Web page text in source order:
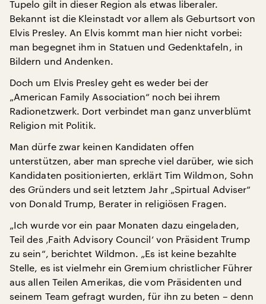
Tupelo gilt in dieser Region als etwas liberaler.
Bekannt ist die Kleinstadt vor allem als Geburtsort von
Elvis Presley. An Elvis kommt man hier nicht vorbei:
man begegnet ihm in Statuen und Gedenktafeln, in
Bildern und Andenken.
Doch um Elvis Presley geht es weder bei der
„American Family Association“ noch bei ihrem
Radionetzwerk. Dort verbindet man ganz unverblümt
Religion mit Politik.
Man dürfe zwar keinen Kandidaten offen
unterstützen, aber man spreche viel darüber, wie sich
Kandidaten positionierten, erklärt Tim Wildmon, Sohn
des Gründers und seit letztem Jahr „Spirtual Adviser“
von Donald Trump, Berater in religiösen Fragen.
„Ich wurde vor ein paar Monaten dazu eingeladen,
Teil des ‚Faith Advisory Council‘ von Präsident Trump
zu sein“, berichtet Wildmon. „Es ist keine bezahlte
Stelle, es ist vielmehr ein Gremium christlicher Führer
aus allen Teilen Amerikas, die vom Präsidenten und
seinem Team gefragt wurden, für ihn zu beten – denn